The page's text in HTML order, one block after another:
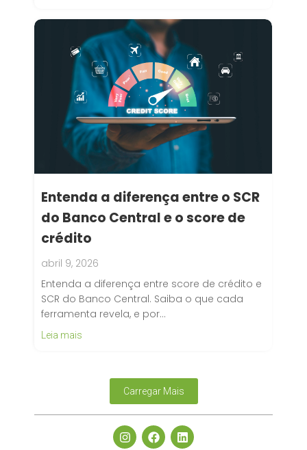
Entenda a diferença entre o SCR
do Banco Central e o score de
crédito
abril 9, 2026
Entenda a diferença entre score de crédito e
SCR do Banco Central. Saiba o que cada
ferramenta revela, e por…
Leia mais
Carregar Mais